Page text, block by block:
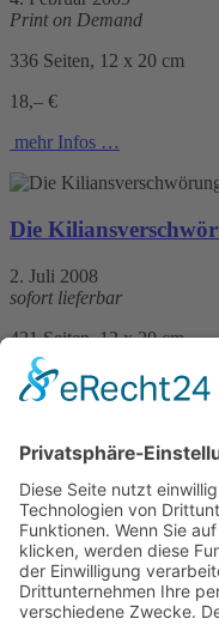
Print on Demand
336 Seiten, 12 x 20 cm
18,– €
mehr Infos …
Die
2. Juli 2008
sofort lieferbar
421 Seiten, 12 x 20 cm
12,90 €
Print
Die Pforten der Hölle
1. Juli 2007
Print on Demand